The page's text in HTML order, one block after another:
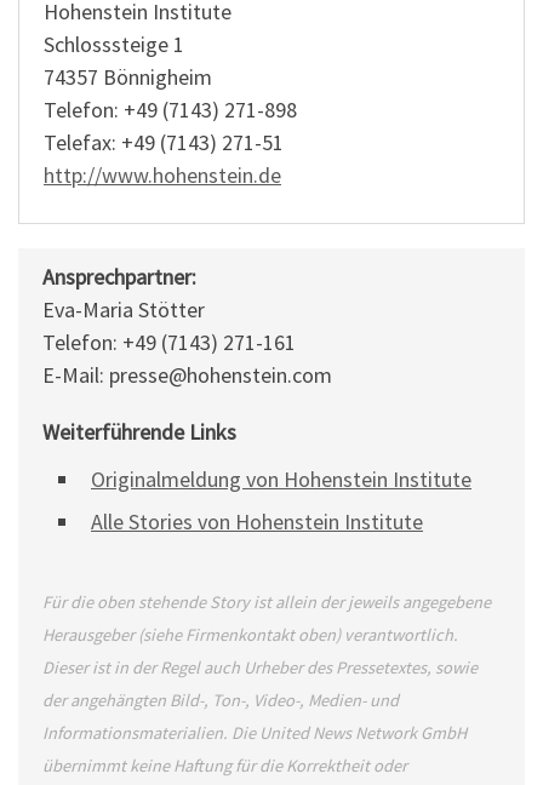
Hohenstein Institute
Schlosssteige 1
74357 Bönnigheim
Telefon: +49 (7143) 271-898
Telefax: +49 (7143) 271-51
http://www.hohenstein.de
Ansprechpartner:
Eva-Maria Stötter
Telefon: +49 (7143) 271-161
E-Mail: presse@hohenstein.com
Weiterführende Links
Originalmeldung von Hohenstein Institute
Alle Stories von Hohenstein Institute
Für die oben stehende Story ist allein der jeweils angegebene
Herausgeber (siehe Firmenkontakt oben) verantwortlich.
Dieser ist in der Regel auch Urheber des Pressetextes, sowie
der angehängten Bild-, Ton-, Video-, Medien- und
Informationsmaterialien. Die United News Network GmbH
übernimmt keine Haftung für die Korrektheit oder